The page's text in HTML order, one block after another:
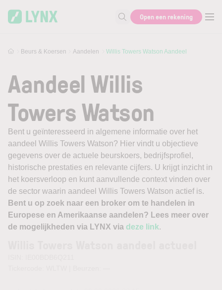
Zoek naar informatie
Open een rekening
Beurs & Koersen Aandelen Willis Towers Watson Aandeel
Aandeel Willis
Towers Watson
Bent u geïnteresseerd in algemene informatie over het
aandeel Willis Towers Watson? Hier vindt u objectieve
gegevens over de actuele beurskoers, bedrijfsprofiel,
historische prestaties en relevante cijfers. U krijgt inzicht in
het koersverloop en kunt aanvullende context vinden over
de sector waarin aandeel Willis Towers Watson actief is.
Bent u op zoek naar een broker om te handelen in
Europese en Amerikaanse aandelen? Lees meer over
de mogelijkheden via LYNX via deze link.